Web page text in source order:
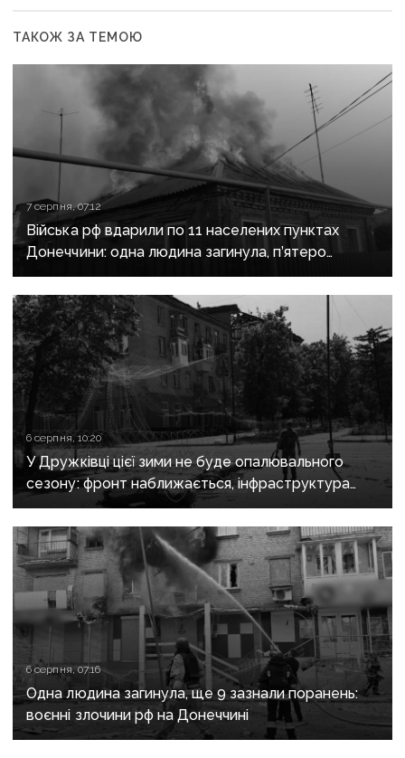
ТАКОЖ ЗА ТЕМОЮ
7 серпня, 07:12
Війська рф вдарили по 11 населених пунктах
Донеччини: одна людина загинула, п’ятеро
поранені
6 серпня, 10:20
У Дружківці цієї зими не буде опалювального
сезону: фронт наближається, інфраструктура
критично зруйнована
6 серпня, 07:16
Одна людина загинула, ще 9 зазнали поранень:
воєнні злочини рф на Донеччині